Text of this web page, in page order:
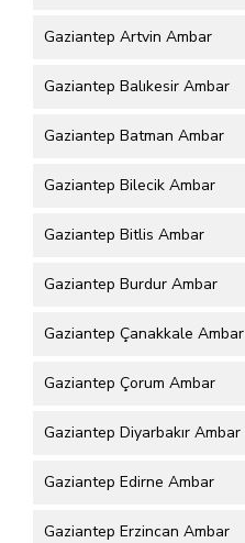
Gaziantep Artvin Ambar
Gaziantep Balıkesir Ambar
Gaziantep Batman Ambar
Gaziantep Bilecik Ambar
Gaziantep Bitlis Ambar
Gaziantep Burdur Ambar
Gaziantep Çanakkale Ambar
Gaziantep Çorum Ambar
Gaziantep Diyarbakır Ambar
Gaziantep Edirne Ambar
Gaziantep Erzincan Ambar